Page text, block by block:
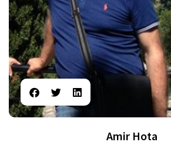
Amir Hota